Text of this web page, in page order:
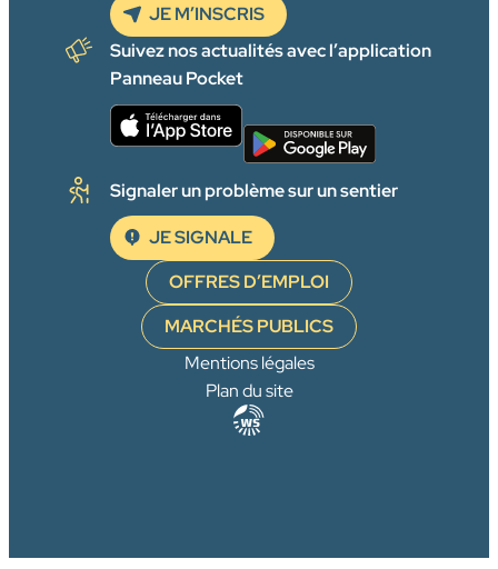
JE M’INSCRIS
Suivez nos actualités avec l’application
Panneau Pocket
Signaler un problème sur un sentier
JE SIGNALE
OFFRES D’EMPLOI
MARCHÉS PUBLICS
Mentions légales
Plan du site
Agence